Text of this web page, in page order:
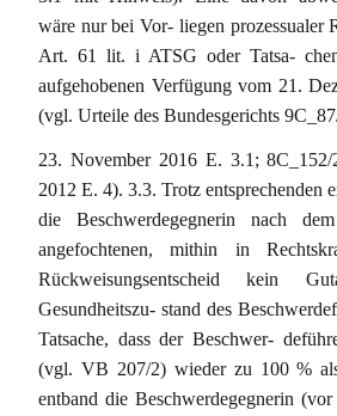
wäre nur bei Vor- liegen prozessualer
Art. 61 lit. i ATSG oder Tatsa-
aufgehobenen Verfügung vom 21.
(vgl. Urteile des Bundesgerichts
23. November 2016 E. 3.1;
2012 E. 4). 3.3. Trotz entsprechenden
die Beschwerdegegnerin nach
angefochtenen, mithin in
Rückweisungsentscheid kein
Gesundheitszu- stand des
Tatsache, dass der Beschwer-
(vgl. VB 207/2) wieder zu 100 %
entband die Beschwerdegegnerin